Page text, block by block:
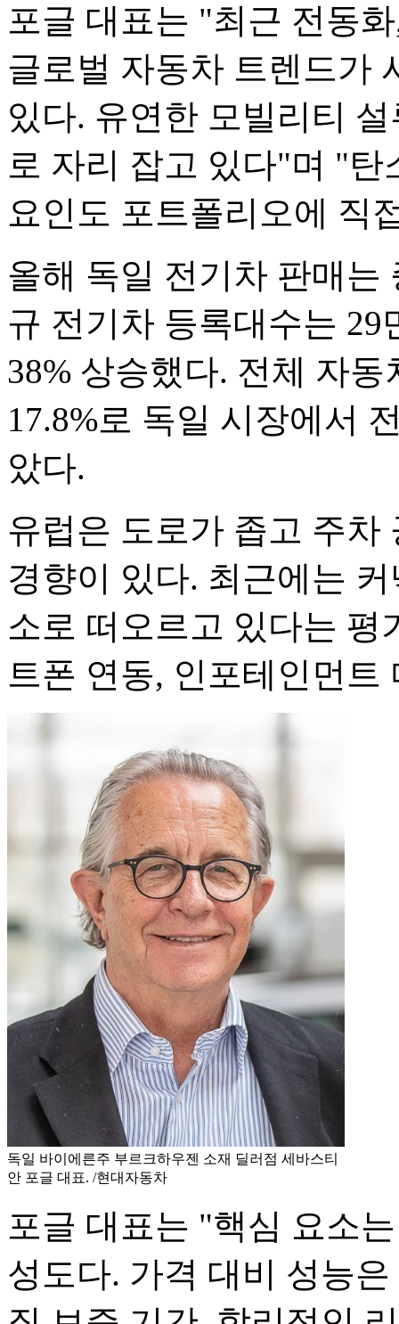
포글 대표는 "최근 전동
글로벌 자동차 트렌드가
있다. 유연한 모빌리티
로 자리 잡고 있다"며 "
요인도 포트폴리오에 직
올해 독일 전기차 판매는
규 전기차 등록대수는 29
38% 상승했다. 전체 자
17.8%로 독일 시장에서
았다.
유럽은 도로가 좁고 주차
경향이 있다. 최근에는
소로 떠오르고 있다는 평
트폰 연동, 인포테인먼트
독일 바이에른주 부르크하우젠 소재 딜러점 세바스티
안 포글 대표. /현대자동차
포글 대표는 "핵심 요소
성도다. 가격 대비 성능